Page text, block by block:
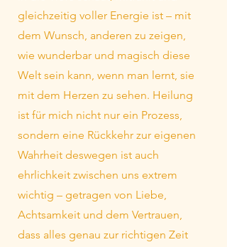
gleichzeitig voller Energie ist – mit
dem Wunsch, anderen zu zeigen,
wie wunderbar und magisch diese
Welt sein kann, wenn man lernt, sie
mit dem Herzen zu sehen. Heilung
ist für mich nicht nur ein Prozess,
sondern eine Rückkehr zur eigenen
Wahrheit deswegen ist auch
ehrlichkeit zwischen uns extrem
wichtig – getragen von Liebe,
Achtsamkeit und dem Vertrauen,
dass alles genau zur richtigen Zeit